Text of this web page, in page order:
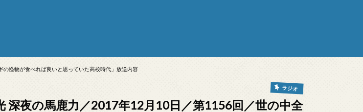
の怪物が食べれば良いと思っていた高校時代」放送内容
ラジオ
深夜の馬鹿力／2017年12月10日／第1156回／世の中全